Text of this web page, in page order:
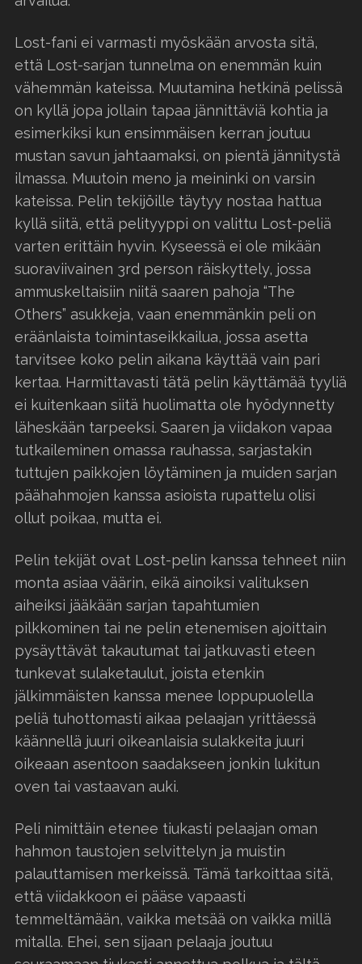
Lost-fani ei varmasti myöskään arvosta sitä,
että Lost-sarjan tunnelma on enemmän kuin
vähemmän kateissa. Muutamina hetkinä pelissä
on kyllä jopa jollain tapaa jännittäviä kohtia ja
esimerkiksi kun ensimmäisen kerran joutuu
mustan savun jahtaamaksi, on pientä jännitystä
ilmassa. Muutoin meno ja meininki on varsin
kateissa. Pelin tekijöille täytyy nostaa hattua
kyllä siitä, että pelityyppi on valittu Lost-peliä
varten erittäin hyvin. Kyseessä ei ole mikään
suoraviivainen 3rd person räiskyttely, jossa
ammuskeltaisiin niitä saaren pahoja “The
Others” asukkeja, vaan enemmänkin peli on
eräänlaista toimintaseikkailua, jossa asetta
tarvitsee koko pelin aikana käyttää vain pari
kertaa. Harmittavasti tätä pelin käyttämää tyyliä
ei kuitenkaan siitä huolimatta ole hyödynnetty
läheskään tarpeeksi. Saaren ja viidakon vapaa
tutkaileminen omassa rauhassa, sarjastakin
tuttujen paikkojen löytäminen ja muiden sarjan
päähahmojen kanssa asioista rupattelu olisi
ollut poikaa, mutta ei.
Pelin tekijät ovat Lost-pelin kanssa tehneet niin
monta asiaa väärin, eikä ainoiksi valituksen
aiheiksi jääkään sarjan tapahtumien
pilkkominen tai ne pelin etenemisen ajoittain
pysäyttävät takautumat tai jatkuvasti eteen
tunkevat sulaketaulut, joista etenkin
jälkimmäisten kanssa menee loppupuolella
peliä tuhottomasti aikaa pelaajan yrittäessä
käännellä juuri oikeanlaisia sulakkeita juuri
oikeaan asentoon saadakseen jonkin lukitun
oven tai vastaavan auki.
Peli nimittäin etenee tiukasti pelaajan oman
hahmon taustojen selvittelyn ja muistin
palauttamisen merkeissä. Tämä tarkoittaa sitä,
että viidakkoon ei pääse vapaasti
temmeltämään, vaikka metsää on vaikka millä
mitalla. Ehei, sen sijaan pelaaja joutuu